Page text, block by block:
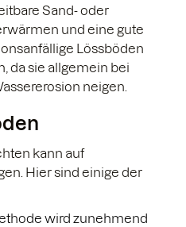
Sand- oder
und eine gute
Lössböden
da sie allgemein bei
neigen.
kann auf
Hier sind einige der
wird zunehmend